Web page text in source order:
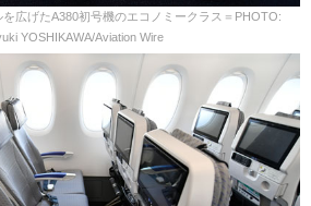
広げたA380初号機のエコノミークラス＝PHOTO:
YOSHIKAWA/Aviation Wire